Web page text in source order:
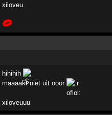
xiloveu
hihihih
maaaakt niet uit ooor
xiloveuuu